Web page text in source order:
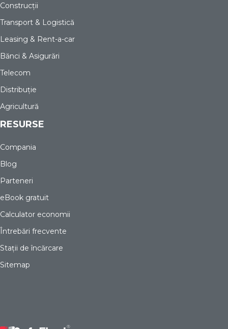
Construcții
Transport & Logistică
Leasing & Rent-a-car
Bănci & Asigurări
Telecom
Distribuție
Agricultură
RESURSE
Compania
Blog
Parteneri
eBook gratuit
Calculator economii
Întrebări frecvente
Stații de încărcare
Sitemap